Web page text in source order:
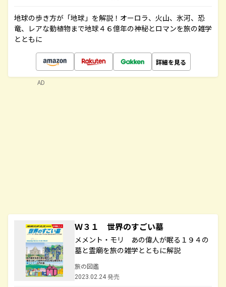
地球の歩き方が「地球」を解説！オーロラ、火山、氷河、恐
竜、レアな動植物まで地球４６億年の神秘とロマンを旅の雑学
とともに
詳細を見る
Ｗ３１ 世界のすごい墓
メメント・モリ あの偉人が眠る１９４の
墓と霊廟を旅の雑学とともに解説
旅の図鑑
2023.02.24 発売
AD